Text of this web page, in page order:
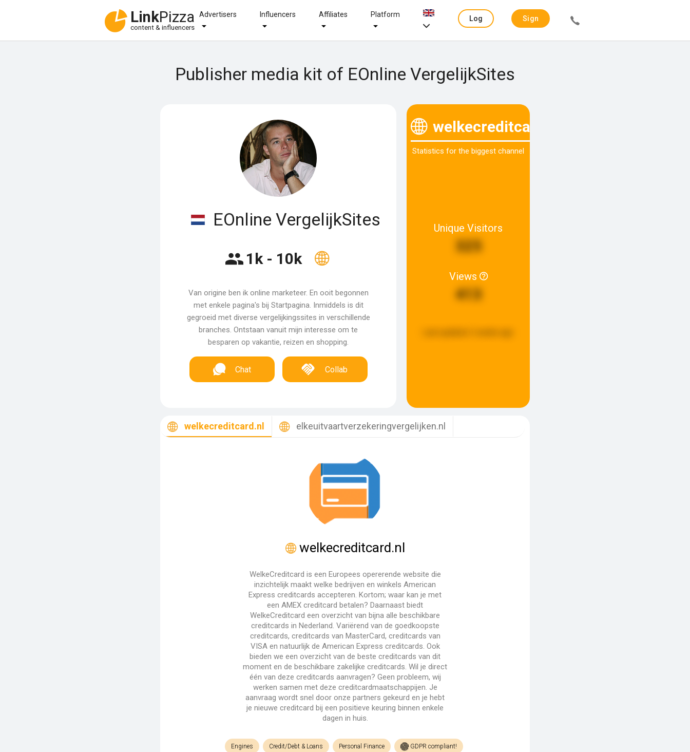
LinkPizza
content & influencers
Advertisers Influencers Affiliates Platform
Log
Sign
Publisher media kit of EOnline VergelijkSites
EOnline VergelijkSites
1k - 10k
Van origine ben ik online marketeer. En ooit begonnen
met enkele pagina's bij Startpagina. Inmiddels is dit
gegroeid met diverse vergelijkingssites in verschillende
branches. Ontstaan vanuit mijn interesse om te
besparen op vakantie, reizen en shopping.
Chat Collab
welkecreditcard.nl
Statistics for the biggest channel
Unique Visitors
325
Views
413
welkecreditcard.nl elkeuitvaartverzekeringvergelijken.nl
welkecreditcard.nl
WelkeCreditcard is een Europees opererende website die
inzichtelijk maakt welke bedrijven en winkels American
Express creditcards accepteren. Kortom; waar kan je met
een AMEX creditcard betalen? Daarnaast biedt
WelkeCreditcard een overzicht van bijna alle beschikbare
creditcards in Nederland. Variërend van de goedkoopste
creditcards, creditcards van MasterCard, creditcards van
VISA en natuurlijk de American Express creditcards. Ook
bieden we een overzicht van de beste creditcards van dit
moment en de beschikbare zakelijke creditcards. Wil je direct
één van deze creditcards aanvragen? Geen probleem, wij
werken samen met deze creditcardmaatschappijen. Je
aanvraag wordt snel door onze partners gekeurd en je hebt
je nieuwe creditcard bij een positieve keuring binnen enkele
dagen in huis.
Engines Credit/Debt & Loans Personal Finance GDPR compliant!